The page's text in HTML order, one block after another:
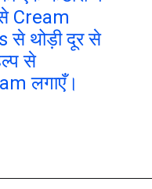
Cream
से थोड़ी दूर से
से
लगाएँ।